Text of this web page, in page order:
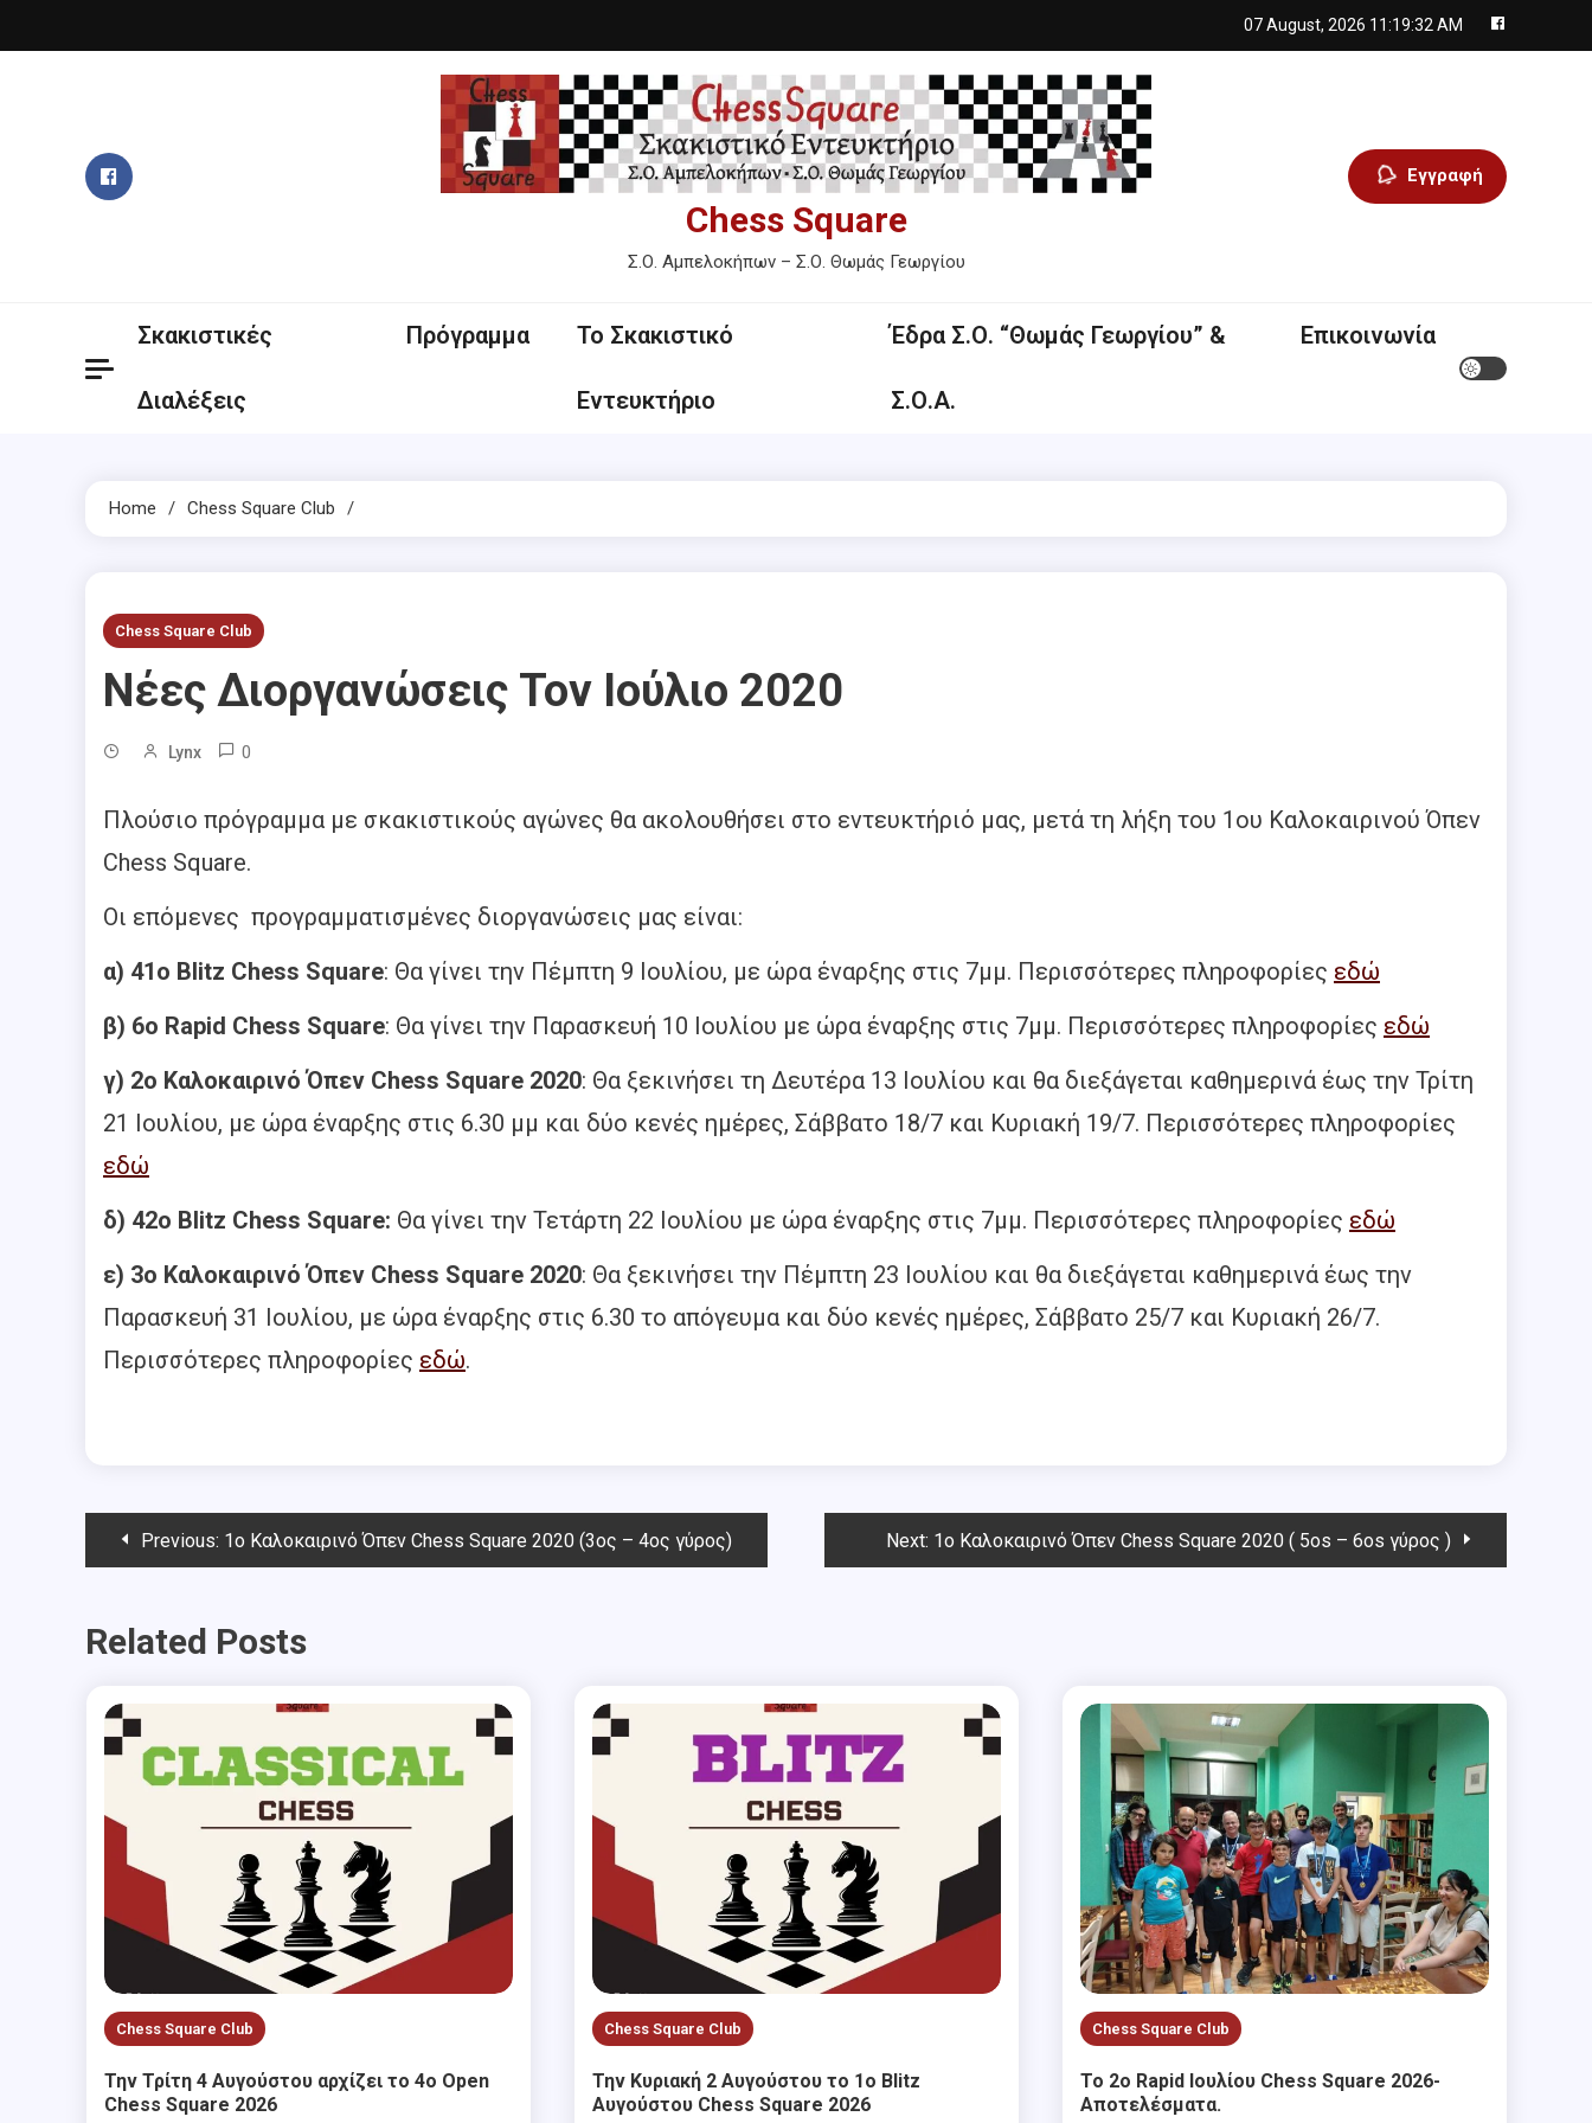
to
07 August, 2026 11:19:33 AM
Chess Square
Σ.Ο. Αμπελοκήπων – Σ.Ο. Θωμάς Γεωργίου
Εγγραφή
Σκακιστικές
Διαλέξεις
Πρόγραμμα Το Σκακιστικό
Εντευκτήριο
Έδρα Σ.Ο. “Θωμάς Γεωργίου” &
Σ.Ο.Α.
Επικοινωνία
Home Chess Square Club
Chess Square Club
Νέες Διοργανώσεις Τον Ιούλιο 2020
Lynx 0
Πλούσιο πρόγραμμα με σκακιστικούς αγώνες θα ακολουθήσει στο εντευκτήριό μας, μετά τη λήξη του 1ου Καλοκαιρινού Όπεν
Chess Square.
Οι επόμενες προγραμματισμένες διοργανώσεις μας είναι:
α) 41ο Blitz Chess Square: Θα γίνει την Πέμπτη 9 Ιουλίου, με ώρα έναρξης στις 7μμ. Περισσότερες πληροφορίες εδώ
β) 6ο Rapid Chess Square: Θα γίνει την Παρασκευή 10 Ιουλίου με ώρα έναρξης στις 7μμ. Περισσότερες πληροφορίες εδώ
γ) 2ο Καλοκαιρινό Όπεν Chess Square 2020: Θα ξεκινήσει τη Δευτέρα 13 Ιουλίου και θα διεξάγεται καθημερινά έως την Τρίτη
21 Ιουλίου, με ώρα έναρξης στις 6.30 μμ και δύο κενές ημέρες, Σάββατο 18/7 και Κυριακή 19/7. Περισσότερες πληροφορίες
εδώ
δ) 42ο Blitz Chess Square: Θα γίνει την Τετάρτη 22 Ιουλίου με ώρα έναρξης στις 7μμ. Περισσότερες πληροφορίες εδώ
ε) 3ο Καλοκαιρινό Όπεν Chess Square 2020: Θα ξεκινήσει την Πέμπτη 23 Ιουλίου και θα διεξάγεται καθημερινά έως την
Παρασκευή 31 Ιουλίου, με ώρα έναρξης στις 6.30 το απόγευμα και δύο κενές ημέρες, Σάββατο 25/7 και Κυριακή 26/7.
Περισσότερες πληροφορίες εδώ.
PostPrevious: 1ο Καλοκαιρινό Όπεν Chess Square 2020 (3oς – 4ος γύρος) Next: 1o Καλοκαιρινό Όπεν Chess Square 2020 ( 5os – 6os γύρος )
Related Posts
Chess Square Club
Την Τρίτη 4 Αυγούστου αρχίζει το 4ο Open
Chess Square 2026
Chess Square Club
Την Κυριακή 2 Αυγούστου το 1ο Blitz
Αυγούστου Chess Square 2026
Chess Square Club
Το 2ο Rapid Ιουλίου Chess Square 2026-
Αποτελέσματα.